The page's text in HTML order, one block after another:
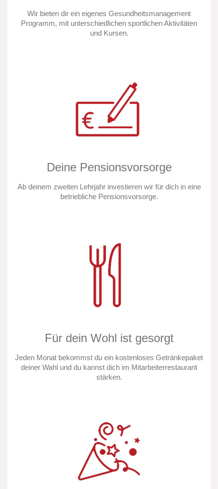
Wir bieten dir ein eigenes Gesundheitsmanagement
Programm, mit unterschiedlichen sportlichen Aktivitäten
und Kursen.
Deine Pensionsvorsorge
Ab deinem zweiten Lehrjahr investieren wir für dich in eine
betriebliche Pensionsvorsorge.
Für dein Wohl ist gesorgt
Jeden Monat bekommst du ein kostenloses Getränkepaket
deiner Wahl und du kannst dich im Mitarbeiterrestaurant
stärken.